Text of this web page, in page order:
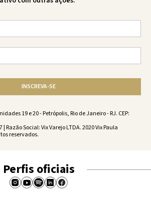
INSCREVA-SE
19 e 20 - Petrópolis, Rio de Janeiro - RJ. CEP:
| Razão Social: Vix Varejo LTDA. 2020 Vix Paula
reservados.
Perfis oficiais